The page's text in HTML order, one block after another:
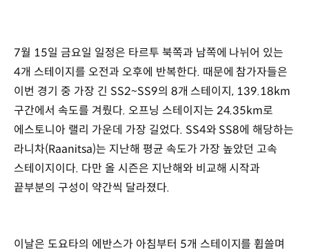
7월 15일 금요일 일정은 타르투 북쪽과 남쪽에 나뉘어 있는
4개 스테이지를 오전과 오후에 반복한다. 때문에 참가자들은
이번 경기 중 가장 긴 SS2~SS9의 8개 스테이지, 139.18km
구간에서 속도를 겨뤘다. 오프닝 스테이지는 24.35km로
에스토니아 랠리 가운데 가장 길었다. SS4와 SS8에 해당하는
라니차(Raanitsa)는 지난해 평균 속도가 가장 높았던 고속
스테이지이다. 다만 올 시즌은 지난해와 비교해 시작과
끝부분의 구성이 약간씩 달라졌다.
이날은 도요타의 에반스가 아침부터 5개 스테이지를 휩쓸며